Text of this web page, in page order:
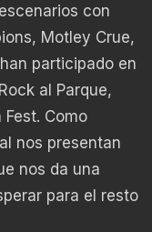
con
Motley Crue,
participado en
al Parque,
Como
nos presentan
nos da una
para el resto